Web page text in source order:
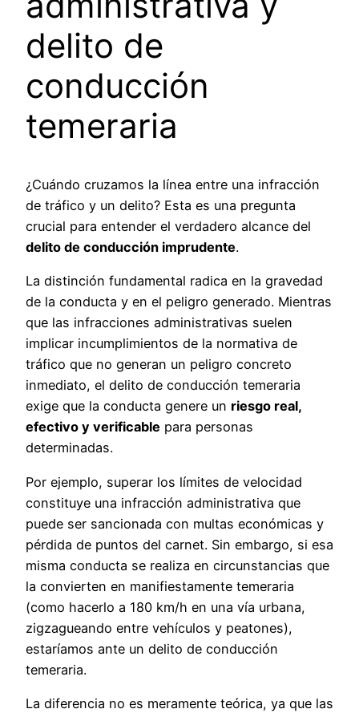
delito de
conducción
temeraria
¿Cuándo cruzamos la línea entre una infracción
de tráfico y un delito? Esta es una pregunta
crucial para entender el verdadero alcance del
delito de conducción imprudente.
La distinción fundamental radica en la gravedad
de la conducta y en el peligro generado. Mientras
que las infracciones administrativas suelen
implicar incumplimientos de la normativa de
tráfico que no generan un peligro concreto
inmediato, el delito de conducción temeraria
exige que la conducta genere un riesgo real,
efectivo y verificable para personas
determinadas.
Por ejemplo, superar los límites de velocidad
constituye una infracción administrativa que
puede ser sancionada con multas económicas y
pérdida de puntos del carnet. Sin embargo, si esa
misma conducta se realiza en circunstancias que
la convierten en manifiestamente temeraria
(como hacerlo a 180 km/h en una vía urbana,
zigzagueando entre vehículos y peatones),
estaríamos ante un delito de conducción
temeraria.
La diferencia no es meramente teórica, ya que las